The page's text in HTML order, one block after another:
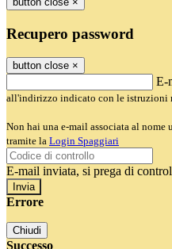
Recupero password
button close ×
E-
all'indirizzo indicato con le istruzioni
Non hai una e-mail associata al nome
tramite la Login Spaggiari
E-mail inviata, si prega di
Errore
Chiudi
Successo